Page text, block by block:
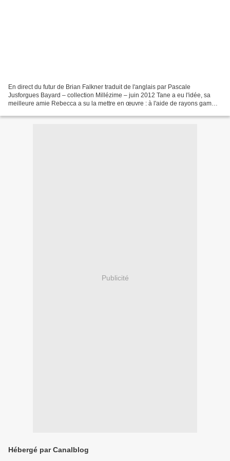
En direct du futur de Brian Falkner traduit de l'anglais par Pascale
Jusforgues Bayard – collection Millézime – juin 2012 Tane a eu l'idée, sa
meilleure amie Rebecca a su la mettre en œuvre : à l'aide de rayons gamma,
Publicité
Hébergé par Canalblog